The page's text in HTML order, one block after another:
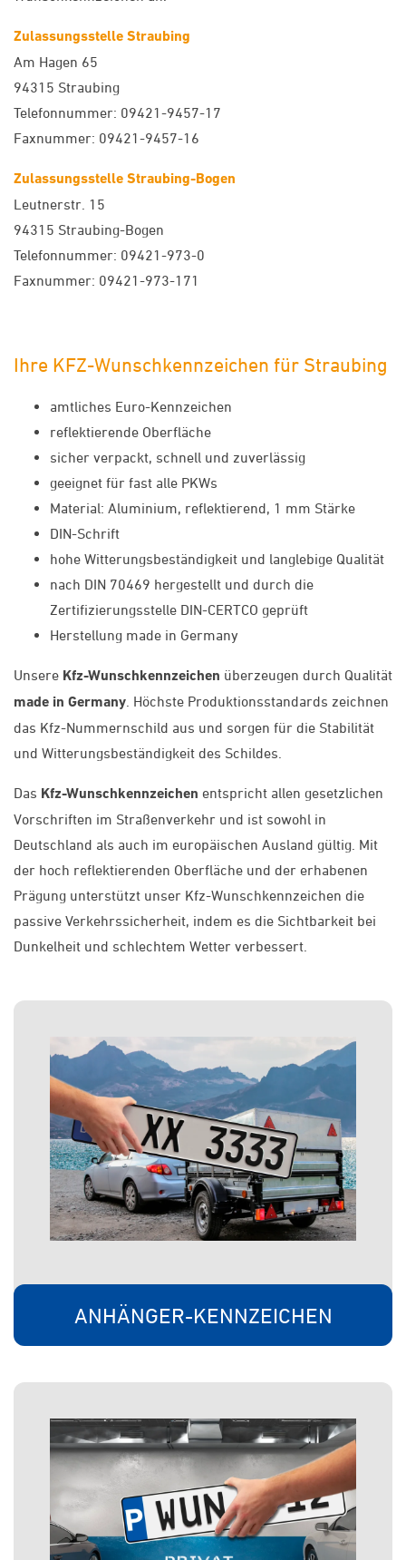
Zulassungsstelle Straubing
Am Hagen 65
94315 Straubing
Telefonnummer: 09421-9457-17
Faxnummer: 09421-9457-16
Zulassungsstelle Straubing-Bogen
Leutnerstr. 15
94315 Straubing-Bogen
Telefonnummer: 09421-973-0
Faxnummer: 09421-973-171
Ihre KFZ-Wunschkennzeichen für Straubing
amtliches Euro-Kennzeichen
reflektierende Oberfläche
sicher verpackt, schnell und zuverlässig
geeignet für fast alle PKWs
Material: Aluminium, reflektierend, 1 mm Stärke
DIN-Schrift
hohe Witterungsbeständigkeit und langlebige Qualität
nach DIN 70469 hergestellt und durch die
Zertifizierungsstelle DIN-CERTCO geprüft
Herstellung made in Germany
Unsere Kfz-Wunschkennzeichen überzeugen durch Qualität
made in Germany . Höchste Produktionsstandards zeichnen
das Kfz-Nummernschild aus und sorgen für die Stabilität
und Witterungsbeständigkeit des Schildes.
Das Kfz-Wunschkennzeichen entspricht allen gesetzlichen
Vorschriften im Straßenverkehr und ist sowohl in
Deutschland als auch im europäischen Ausland gültig. Mit
der hoch reflektierenden Oberfläche und der erhabenen
Prägung unterstützt unser Kfz-Wunschkennzeichen die
passive Verkehrssicherheit, indem es die Sichtbarkeit bei
Dunkelheit und schlechtem Wetter verbessert.
ANHÄNGER-KENNZEICHEN